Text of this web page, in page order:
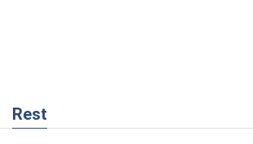
Rest